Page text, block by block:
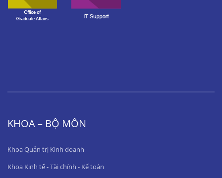
KHOA – BỘ MÔN
Khoa Quản trị Kinh doanh
Khoa Kinh tế - Tài chính - Kế toán